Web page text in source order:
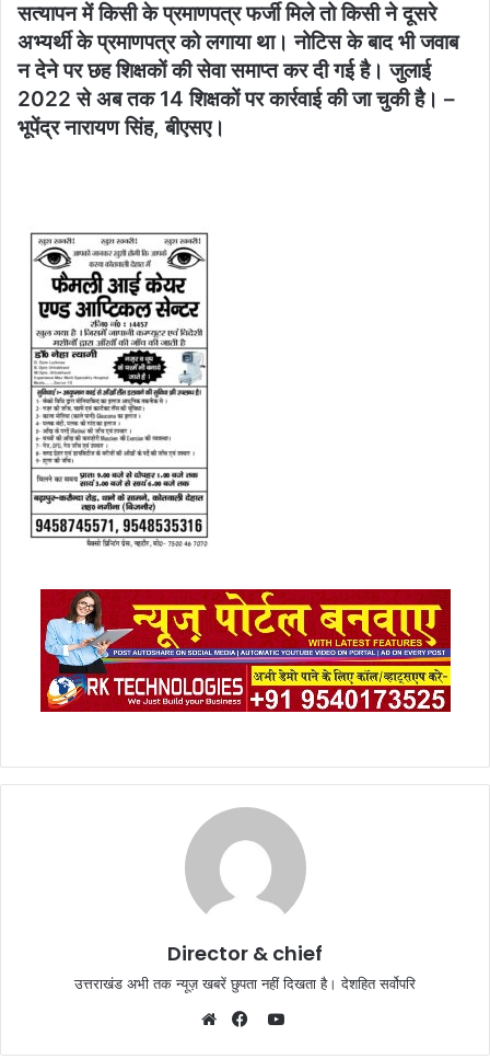
सत्यापन में किसी के प्रमाणपत्र फर्जी मिले तो किसी ने दूसरे
अभ्यर्थी के प्रमाणपत्र को लगाया था। नोटिस के बाद भी जवाब
न देने पर छह शिक्षकों की सेवा समाप्त कर दी गई है। जुलाई
2022 से अब तक 14 शिक्षकों पर कार्रवाई की जा चुकी है। –
भूपेंद्र नारायण सिंह, बीएसए।
Director & chief
उत्तराखंड अभी तक न्यूज़ खबरें छुपता नहीं दिखता है। देशहित सर्वोपरि
YouTube